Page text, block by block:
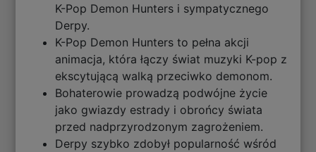
K-Pop Demon Hunters i sympatycznego
Derpy.
K-Pop Demon Hunters to pełna akcji
animacja, która łączy świat muzyki K-pop z
ekscytującą walką przeciwko demonom.
Bohaterowie prowadzą podwójne życie
jako gwiazdy estrady i obrońcy świata
przed nadprzyrodzonym zagrożeniem.
Derpy szybko zdobył popularność wśród